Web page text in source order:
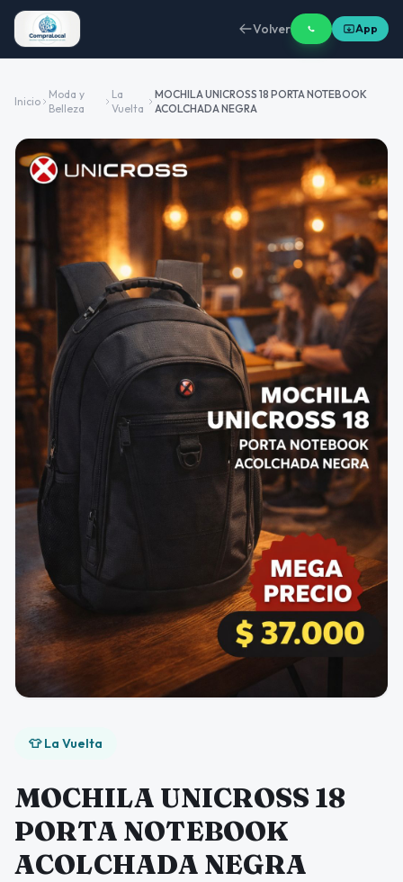
Volver App
Inicio
Moda y
Belleza
La
Vuelta
MOCHILA UNICROSS 18 PORTA NOTEBOOK
ACOLCHADA NEGRA
👕 La Vuelta
MOCHILA UNICROSS 18
PORTA NOTEBOOK
ACOLCHADA NEGRA